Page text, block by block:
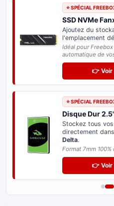
⭐ SPÉCIAL
SSD NVMe
Ajoutez du
l'emplacement
Idéal pour
automatique de
👉 Voir
⭐ SPÉCIAL
Disque Dur
Stockez tous
directement
Delta.
Format 7mm
👉 Voir